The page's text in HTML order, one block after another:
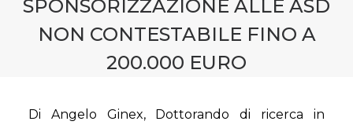
SPONSORIZZAZIONE ALLE ASD
NON CONTESTABILE FINO A
200.000 EURO
Di Angelo Ginex, Dottorando di ricerca in